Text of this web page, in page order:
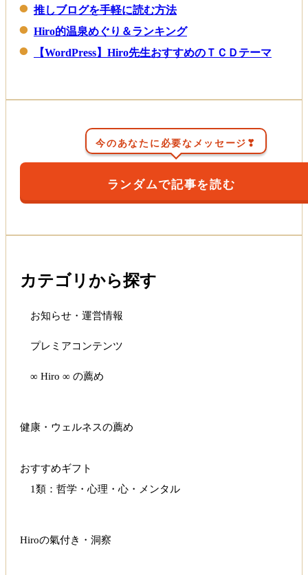
推しブログを手軽に読む方法
Hiro的温泉めぐり＆ランキング
【WordPress】Hiro先生おすすめのＴＣＤテーマ
今のあなたに必要なメッセージ❣
ランダムで記事を読む
カテゴリから探す
お知らせ・運営情報
プレミアコンテンツ
∞ Hiro ∞ の薦め
健康・ウェルネスの薦め
おすすめギフト
1類：哲学・心理・心・メンタル
Hiroの氣付き・洞察